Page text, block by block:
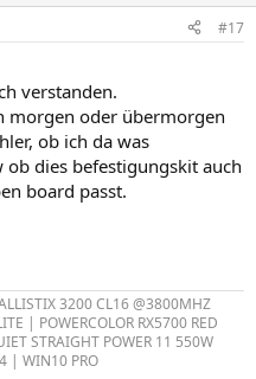
#17
verstanden.
morgen oder übermorgen
ob ich da was
dies befestigungskit auch
board passt.
3200 CL16 @3800MHZ
| POWERCOLOR RX5700 RED
STRAIGHT POWER 11 550W
| WIN10 PRO